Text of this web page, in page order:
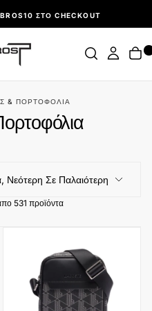
ΣΤΟ CHECKOUT
& ΠΟΡΤΟΦΌΛΙΑ
Νεότερη Σε Παλαιότερη
531 προϊόντα